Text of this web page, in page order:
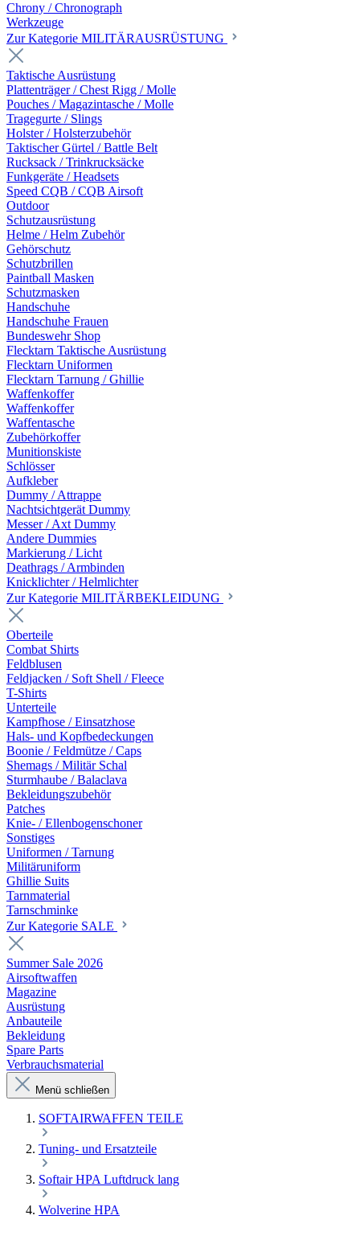
Chrony / Chronograph
Werkzeuge
Zur Kategorie MILITÄRAUSRÜSTUNG
Taktische Ausrüstung
Plattenträger / Chest Rigg / Molle
Pouches / Magazintasche / Molle
Tragegurte / Slings
Holster / Holsterzubehör
Taktischer Gürtel / Battle Belt
Rucksack / Trinkrucksäcke
Funkgeräte / Headsets
Speed CQB / CQB Airsoft
Outdoor
Schutzausrüstung
Helme / Helm Zubehör
Gehörschutz
Schutzbrillen
Paintball Masken
Schutzmasken
Handschuhe
Handschuhe Frauen
Bundeswehr Shop
Flecktarn Taktische Ausrüstung
Flecktarn Uniformen
Flecktarn Tarnung / Ghillie
Waffenkoffer
Waffenkoffer
Waffentasche
Zubehörkoffer
Munitionskiste
Schlösser
Aufkleber
Dummy / Attrappe
Nachtsichtgerät Dummy
Messer / Axt Dummy
Andere Dummies
Markierung / Licht
Deathrags / Armbinden
Knicklichter / Helmlichter
Zur Kategorie MILITÄRBEKLEIDUNG
Oberteile
Combat Shirts
Feldblusen
Feldjacken / Soft Shell / Fleece
T-Shirts
Unterteile
Kampfhose / Einsatzhose
Hals- und Kopfbedeckungen
Boonie / Feldmütze / Caps
Shemags / Militär Schal
Sturmhaube / Balaclava
Bekleidungszubehör
Patches
Knie- / Ellenbogenschoner
Sonstiges
Uniformen / Tarnung
Militäruniform
Ghillie Suits
Tarnmaterial
Tarnschminke
Zur Kategorie SALE
Summer Sale 2026
Airsoftwaffen
Magazine
Ausrüstung
Anbauteile
Bekleidung
Spare Parts
Verbrauchsmaterial
Menü schließen
SOFTAIRWAFFEN TEILE
Tuning- und Ersatzteile
Softair HPA Luftdruck lang
Wolverine HPA